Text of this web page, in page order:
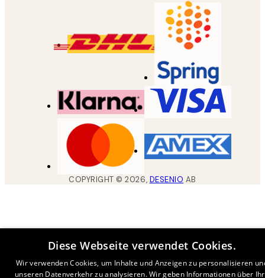
COPYRIGHT ©2026, DESENIO AB
Diese Webseite verwendet Cookies.
Wir verwenden Cookies, um Inhalte und Anzeigen zu personalisieren
unseren Datenverkehr zu analysieren. Wir geben Informationen über